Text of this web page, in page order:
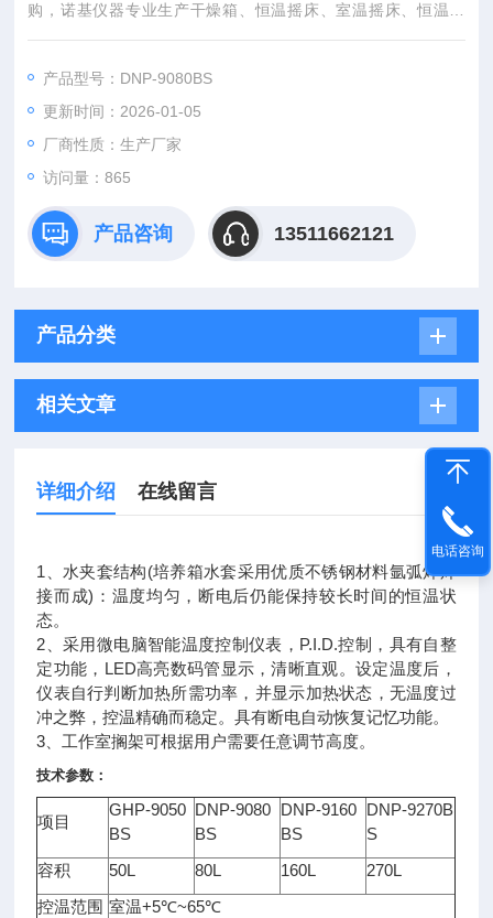
购，诺基仪器专业生产干燥箱、恒温摇床、室温摇床、恒温油
槽、恒温水槽、低温恒温槽、恒温水浴锅、恒温培养箱、人工气
应系统、超声波细胞破碎仪等仪器
产品型号：DNP-9080BS
更新时间：2026-01-05
厂商性质：生产厂家
访问量：865
产品咨询 13511662121
产品分类
相关文章
详细介绍 在线留言
1、水夹套结构(培养箱水套采用优质不锈钢材料氩弧焊焊
接而成)：温度均匀，断电后仍能保持较长时间的恒温状
态。
2、采用微电脑智能温度控制仪表，P.I.D.控制，具有自整
定功能，LED高亮数码管显示，清晰直观。设定温度后，
仪表自行判断加热所需功率，并显示加热状态，无温度过
冲之弊，控温精确而稳定。具有断电自动恢复记忆功能。
3、工作室搁架可根据用户需要任意调节高度。
技术参数：
项目
GHP-9050
BS
DNP-9080
BS
DNP-9160
BS
DNP-9270B
S
容积 50L 80L 160L 270L
控温范围 室温+5℃~65℃
电话咨询